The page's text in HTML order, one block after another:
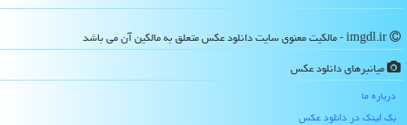
میانبرهای دانلود عكس
درباره ما
بک لینک در دانلود عكس